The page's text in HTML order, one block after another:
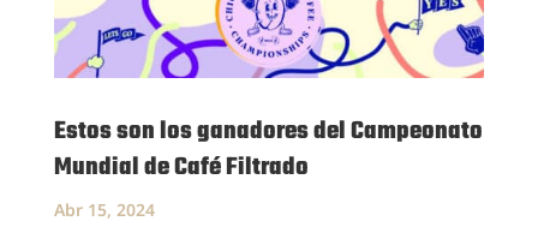
Estos son los ganadores del Campeonato
Mundial de Café Filtrado
Abr 15, 2024